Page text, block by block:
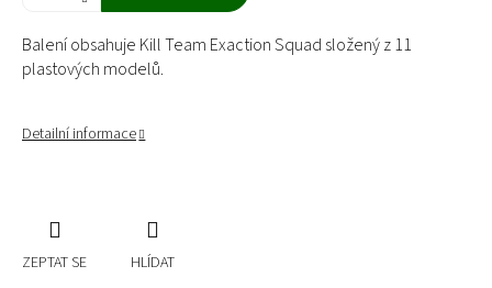
Balení obsahuje Kill Team Exaction Squad složený z 11
plastových modelů.
Detailní informace
ZEPTAT SE HLÍDAT